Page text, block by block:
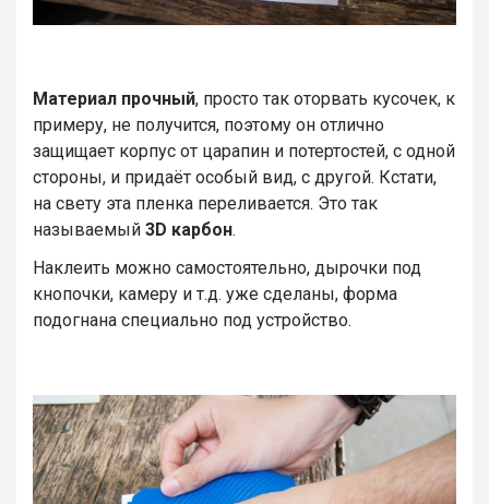
Материал прочный, просто так оторвать кусочек, к
примеру, не получится, поэтому он отлично
защищает корпус от царапин и потертостей, с одной
стороны, и придаёт особый вид, с другой. Кстати,
на свету эта пленка переливается. Это так
называемый 3D карбон.
Наклеить можно самостоятельно, дырочки под
кнопочки, камеру и т.д. уже сделаны, форма
подогнана специально под устройство.